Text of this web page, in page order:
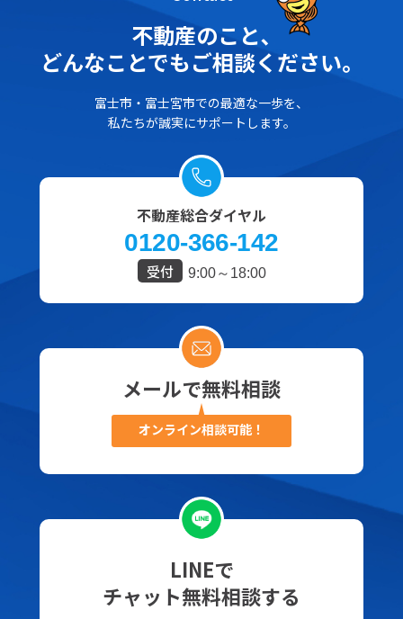
不動産のこと､
どんなことでもご相談ください。
富士市・富士宮市での最適な一歩を、
私たちが誠実にサポートします。
不動産総合ダイヤル
0120-366-142
受付 9:00～18:00
メールで無料相談
オンライン相談可能！
LINEで
チャット無料相談する